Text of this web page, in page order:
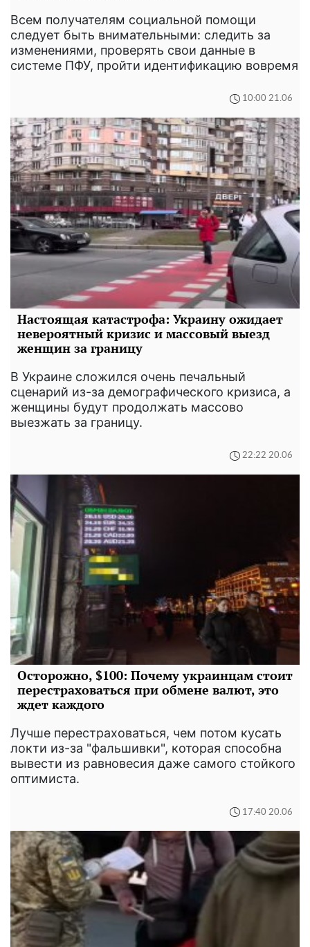
Всем получателям социальной помощи
следует быть внимательными: следить за
изменениями, проверять свои данные в
системе ПФУ, пройти идентификацию вовремя
10:00 21.06
Настоящая катастрофа: Украину ожидает
невероятный кризис и массовый выезд
женщин за границу
В Украине сложился очень печальный
сценарий из-за демографического кризиса, а
женщины будут продолжать массово
выезжать за границу.
22:22 20.06
Осторожно, $100: Почему украинцам стоит
перестраховаться при обмене валют, это
ждет каждого
Лучше перестраховаться, чем потом кусать
локти из-за "фальшивки", которая способна
вывести из равновесия даже самого стойкого
оптимиста.
17:40 20.06